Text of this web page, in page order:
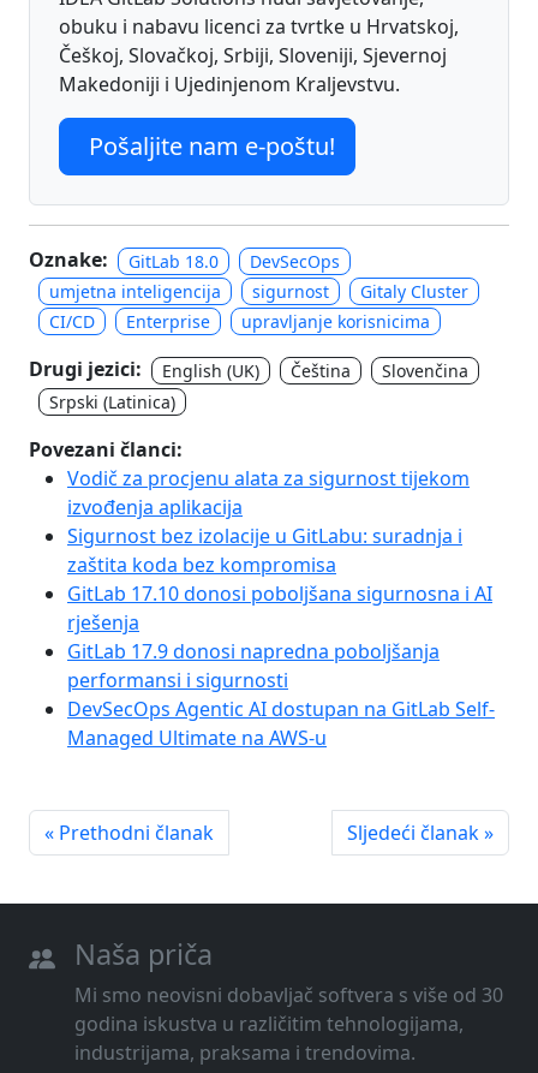
obuku i nabavu licenci za tvrtke u Hrvatskoj,
Češkoj, Slovačkoj, Srbiji, Sloveniji, Sjevernoj
Makedoniji i Ujedinjenom Kraljevstvu.
Pošaljite nam e-poštu!
Oznake: GitLab 18.0
DevSecOps
umjetna inteligencija
sigurnost
Gitaly Cluster
CI/CD
Enterprise upravljanje korisnicima
Drugi jezici: English (UK) Čeština
Slovenčina
Srpski (Latinica)
Povezani članci:
Vodič za procjenu alata za sigurnost tijekom
izvođenja aplikacija
Sigurnost bez izolacije u GitLabu: suradnja i
zaštita koda bez kompromisa
GitLab 17.10 donosi poboljšana sigurnosna i AI
rješenja
GitLab 17.9 donosi napredna poboljšanja
performansi i sigurnosti
DevSecOps Agentic AI dostupan na GitLab Self-
Managed Ultimate na AWS-u
« Prethodni članak Sljedeći članak »
Naša priča
Mi smo neovisni dobavljač softvera s više od 30
godina iskustva u različitim tehnologijama,
industrijama, praksama i trendovima.